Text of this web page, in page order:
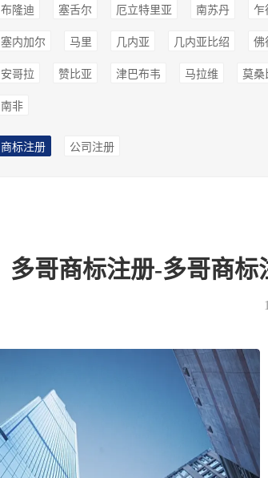
布隆迪 塞舌尔 厄立特里亚 南苏丹 乍
塞内加尔 马里 几内亚 几内亚比绍 佛
安哥拉 赞比亚 津巴布韦 马拉维 莫桑
南非
商标注册 公司注册
多哥商标注册-多哥商